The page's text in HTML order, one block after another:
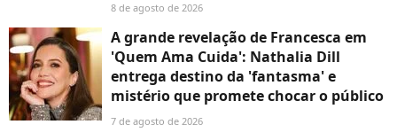
8 de agosto de 2026
A grande revelação de Francesca em
'Quem Ama Cuida': Nathalia Dill
entrega destino da 'fantasma' e
mistério que promete chocar o público
7 de agosto de 2026